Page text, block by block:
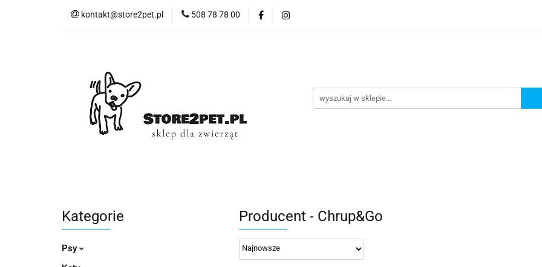
kontakt@store2pet.pl 508 78 78 00
Kategorie
Psy
Producent - Chrup&Go